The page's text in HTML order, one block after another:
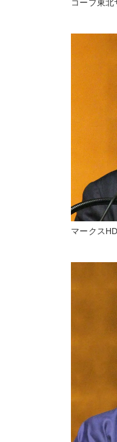
コープ東
マークス